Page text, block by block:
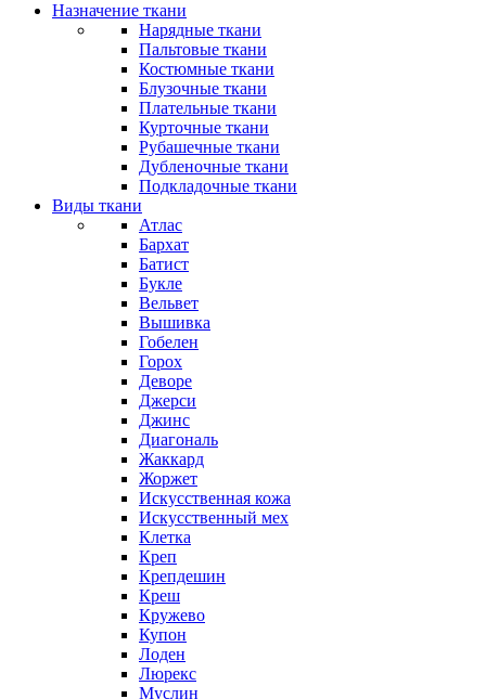
Назначение ткани
Нарядные ткани
Пальтовые ткани
Костюмные ткани
Блузочные ткани
Плательные ткани
Курточные ткани
Рубашечные ткани
Дубленочные ткани
Подкладочные ткани
Виды ткани
Атлас
Бархат
Батист
Букле
Вельвет
Вышивка
Гобелен
Горох
Деворе
Джерси
Джинс
Диагональ
Жаккард
Жоржет
Искусственная кожа
Искусственный мех
Клетка
Креп
Крепдешин
Креш
Кружево
Купон
Лоден
Люрекс
Муслин